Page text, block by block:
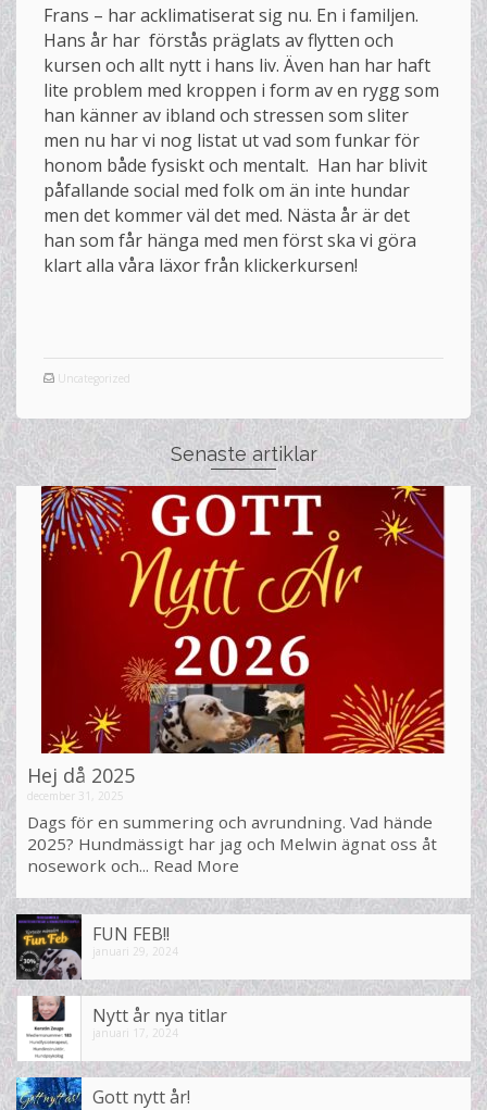
Frans – har acklimatiserat sig nu. En i familjen.
Hans år har förstås präglats av flytten och
kursen och allt nytt i hans liv. Även han har haft
lite problem med kroppen i form av en rygg som
han känner av ibland och stressen som sliter
men nu har vi nog listat ut vad som funkar för
honom både fysiskt och mentalt. Han har blivit
påfallande social med folk om än inte hundar
men det kommer väl det med. Nästa år är det
han som får hänga med men först ska vi göra
klart alla våra läxor från klickerkursen!
Uncategorized
Senaste artiklar
Hej då 2025
december 31, 2025
Dags för en summering och avrundning. Vad hände
2025? Hundmässigt har jag och Melwin ägnat oss åt
nosework och... Read More
FUN FEB!!
januari 29, 2024
Nytt år nya titlar
januari 17, 2024
Gott nytt år!